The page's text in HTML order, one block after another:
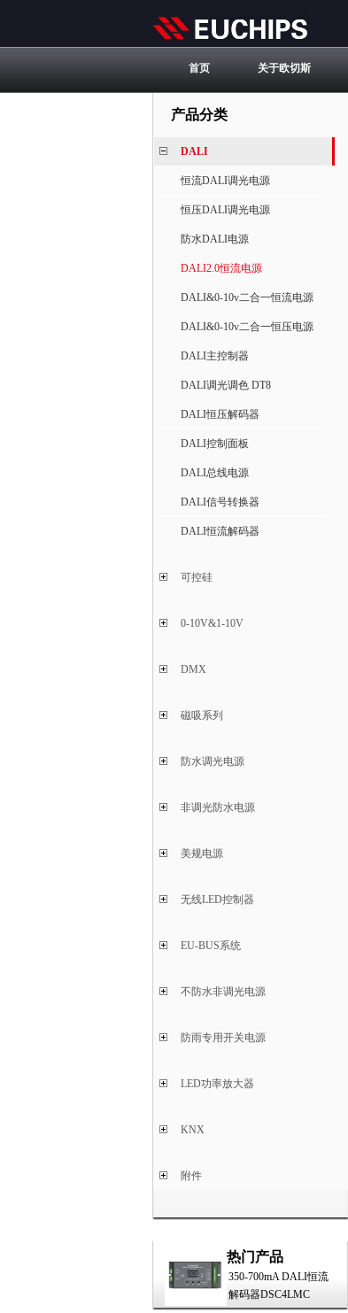
首页 关于欧切斯
产品分类
DALI
恒流DALI调光电源
恒压DALI调光电源
防水DALI电源
DALI2.0恒流电源
DALI&0-10v二合一恒流电源
DALI&0-10v二合一恒压电源
DALI主控制器
DALI调光调色 DT8
DALI恒压解码器
DALI控制面板
DALI总线电源
DALI信号转换器
DALI恒流解码器
可控硅
0-10V&1-10V
DMX
磁吸系列
防水调光电源
非调光防水电源
美规电源
无线LED控制器
EU-BUS系统
不防水非调光电源
防雨专用开关电源
LED功率放大器
KNX
附件
热门产品
350-700mA DALI恒流
解码器DSC4LMC